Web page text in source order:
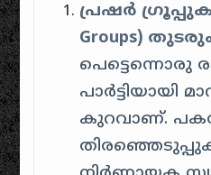
പ്രഷർ
Groups)
പെട്ടെന്നൊരു
പാർട്ടിയായി
കുറവാണ്.